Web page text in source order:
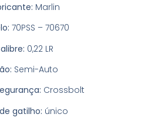
Marlin
70PSS – 70670
0,22 LR
Semi-Auto
Crossbolt
gatilho: único